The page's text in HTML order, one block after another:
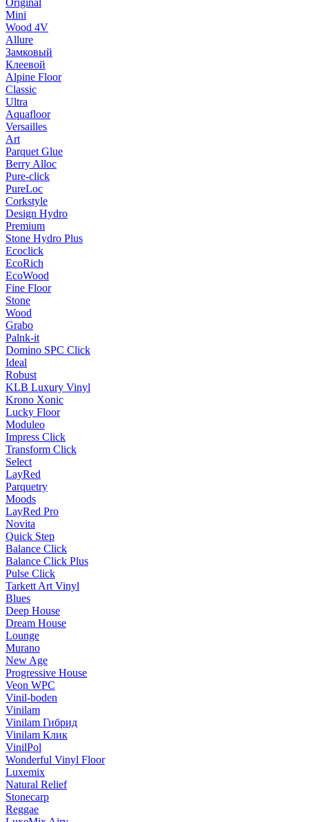
Original
Mini
Wood 4V
Allure
Замковый
Клеевой
Alpine Floor
Classic
Ultra
Aquafloor
Versailles
Art
Parquet Glue
Berry Alloc
Pure-click
PureLoc
Corkstyle
Design Hydro
Premium
Stone Hydro Plus
Ecoclick
EcoRich
EcoWood
Fine Floor
Stone
Wood
Grabo
Palnk-it
Domino SPC Click
Ideal
Robust
KLB Luxury Vinyl
Krono Xonic
Lucky Floor
Moduleo
Impress Click
Transform Click
Select
LayRed
Parquetry
Moods
LayRed Pro
Novita
Quick Step
Balance Click
Balance Click Plus
Pulse Click
Tarkett Art Vinyl
Blues
Deep House
Dream House
Lounge
Murano
New Age
Progressive House
Veon WPC
Vinil-boden
Vinilam
Vinilam Гибрид
Vinilam Клик
VinilPol
Wonderful Vinyl Floor
Luxemix
Natural Relief
Stonecarp
Reggae